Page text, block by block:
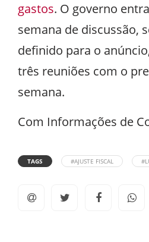
gastos. O governo
semana de discussão,
definido para o
três reuniões com o
semana.
Com Informações de
TAGS #AJUSTE FISCAL